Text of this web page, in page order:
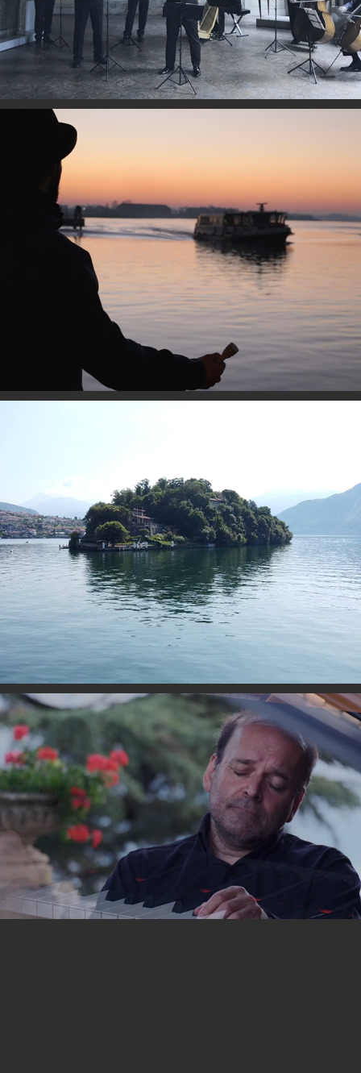
Passaggi di miele
CHRISTOPOLIS - L'Isola Comacina
LacMus Festival